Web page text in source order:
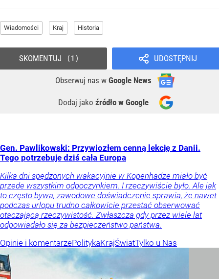
Wiadomości Kraj Historia
UDOSTĘPNIJ
Obserwuj nas w Google News
Dodaj jako źródło w Google
SKOMENTUJ 1
Gen. Pawlikowski: Przywiozłem cenną lekcję z Danii.
Tego potrzebuje dziś cała Europa
Kilka dni spędzonych wakacyjnie w Kopenhadze miało być
przede wszystkim odpoczynkiem. I rzeczywiście było. Ale jak
to często bywa, zawodowe doświadczenie sprawia, że nawet
podczas urlopu trudno całkowicie przestać obserwować
otaczającą rzeczywistość. Zwłaszcza gdy przez wiele lat
odpowiadało się za bezpieczeństwo państwa.
Opinie i komentarzePolitykaKrajŚwiatTylko u Nas